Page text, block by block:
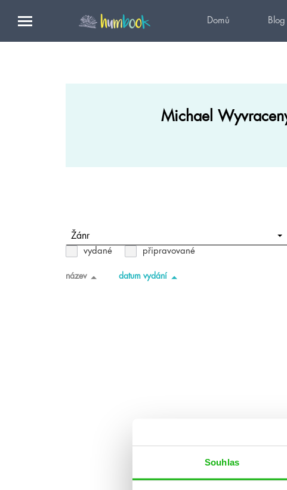
Souhlas
Domů Blog
Michael
Žánr
vydané připravované
název datum vydání